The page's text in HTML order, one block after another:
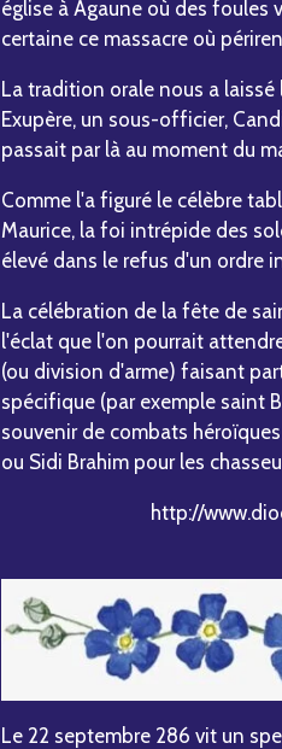
église à Agaune où des
certaine ce massacre où
La tradition orale nous a
Exupère, un sous-officier,
passait par là au moment du
Comme l'a figuré le célèbre
Maurice, la foi intrépide des
élevé dans le refus d'un ordre
La célébration de la fête de
l'éclat que l'on pourrait
(ou division d'arme) faisant
spécifique (par exemple saint
souvenir de combats
ou Sidi Brahim pour les
http://
Le 22 septembre 286 vit un